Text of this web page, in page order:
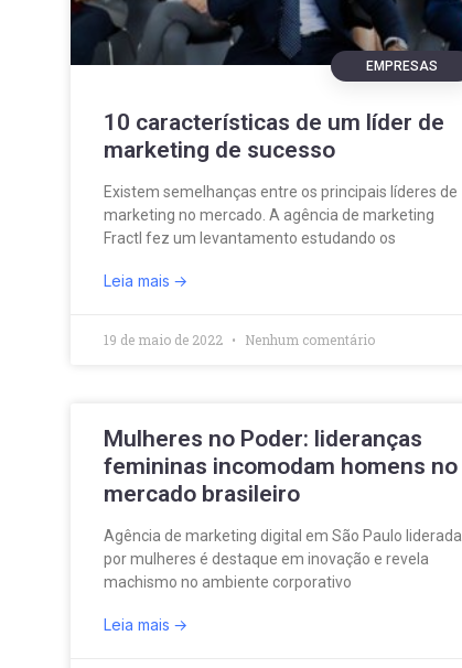
EMPRESAS
10 características de um líder de
marketing de sucesso
Existem semelhanças entre os principais líderes de
marketing no mercado. A agência de marketing
Fractl fez um levantamento estudando os
Leia mais
19 de maio de 2022 Nenhum comentário
Mulheres no Poder: lideranças
femininas incomodam homens no
mercado brasileiro
Agência de marketing digital em São Paulo liderada
por mulheres é destaque em inovação e revela
machismo no ambiente corporativo
Leia mais